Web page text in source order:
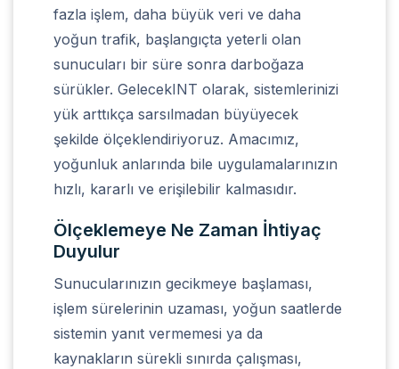
fazla işlem, daha büyük veri ve daha
yoğun trafik, başlangıçta yeterli olan
sunucuları bir süre sonra darboğaza
sürükler. GelecekINT olarak, sistemlerinizi
yük arttıkça sarsılmadan büyüyecek
şekilde ölçeklendiriyoruz. Amacımız,
yoğunluk anlarında bile uygulamalarınızın
hızlı, kararlı ve erişilebilir kalmasıdır.
Ölçeklemeye Ne Zaman İhtiyaç
Duyulur
Sunucularınızın gecikmeye başlaması,
işlem sürelerinin uzaması, yoğun saatlerde
sistemin yanıt vermemesi ya da
kaynakların sürekli sınırda çalışması,